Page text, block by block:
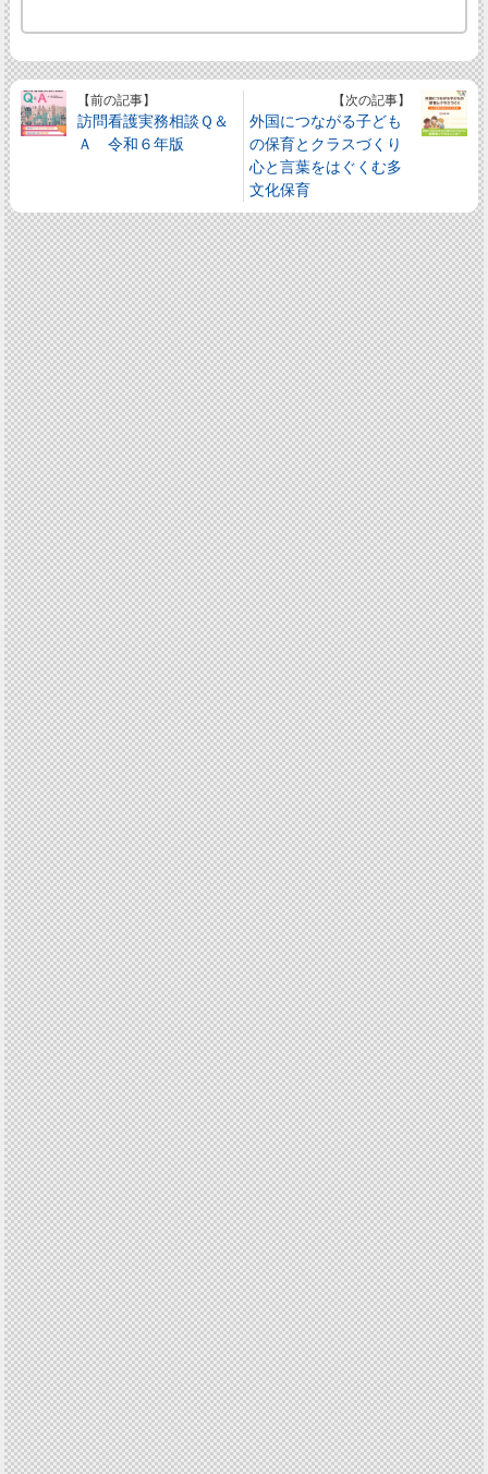
【前の記事】
訪問看護実務相談Ｑ＆
Ａ 令和６年版
【次の記事】
外国につながる子ども
の保育とクラスづくり
心と言葉をはぐくむ多
文化保育